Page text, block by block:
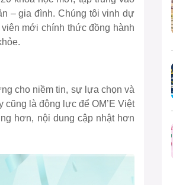
– gia đình. Chúng tôi vinh dự
mới chính thức đồng hành
cho niềm tin, sự lựa chọn và
là động lực để OM’E Việt
hơn, nội dung cập nhật hơn